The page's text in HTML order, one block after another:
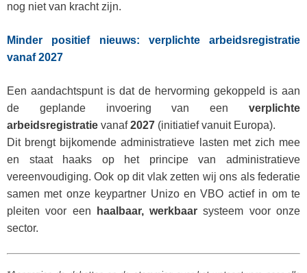
nog niet van kracht zijn.
Minder positief nieuws: verplichte arbeidsregistratie
vanaf 2027
Een aandachtspunt is dat de hervorming gekoppeld is aan
de geplande invoering van een verplichte
arbeidsregistratie vanaf2027 (initiatief vanuit Europa).
Dit brengt bijkomende administratieve lasten met zich mee
en staat haaks op het principe van administratieve
vereenvoudiging. Ook op dit vlak zetten wij ons als federatie
samen met onze keypartner Unizo en VBO actief in om te
pleiten voor een
haalbaar, werkbaar systeem voor onze
sector.